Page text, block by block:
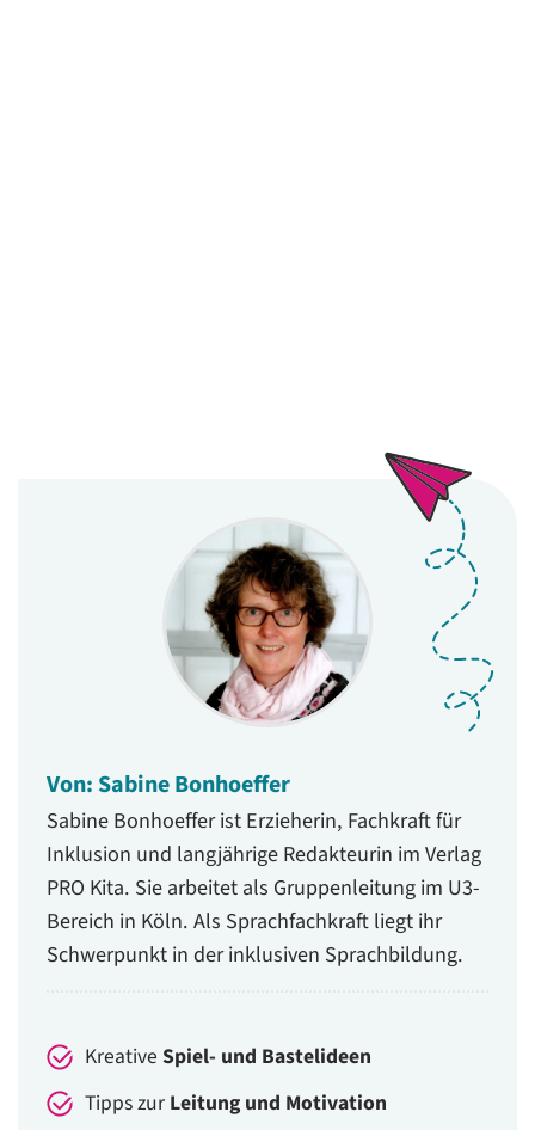
Von: Sabine Bonhoeffer
Sabine Bonhoeffer ist Erzieherin, Fachkraft für
Inklusion und langjährige Redakteurin im Verlag
PRO Kita. Sie arbeitet als Gruppenleitung im U3-
Bereich in Köln. Als Sprachfachkraft liegt ihr
Schwerpunkt in der inklusiven Sprachbildung.
Kreative Spiel- und Bastelideen
Tipps zur Leitung und Motivation